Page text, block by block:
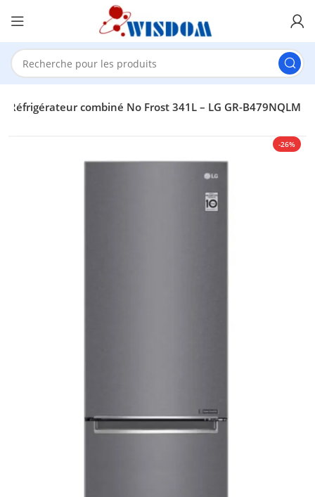
Réfrigérateur combiné No Frost 341L – LG GR-B479NQLM
-26%